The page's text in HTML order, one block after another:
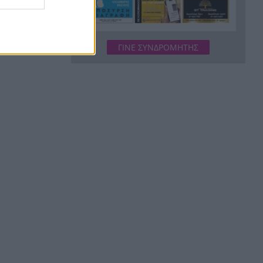
Drones, δορυφόροι και AI στην
πρώτη γραμμή
Το βραδινό που χορταίνει και
ΓΙΝΕ ΣΥΝΔΡΟΜΗΤΗΣ